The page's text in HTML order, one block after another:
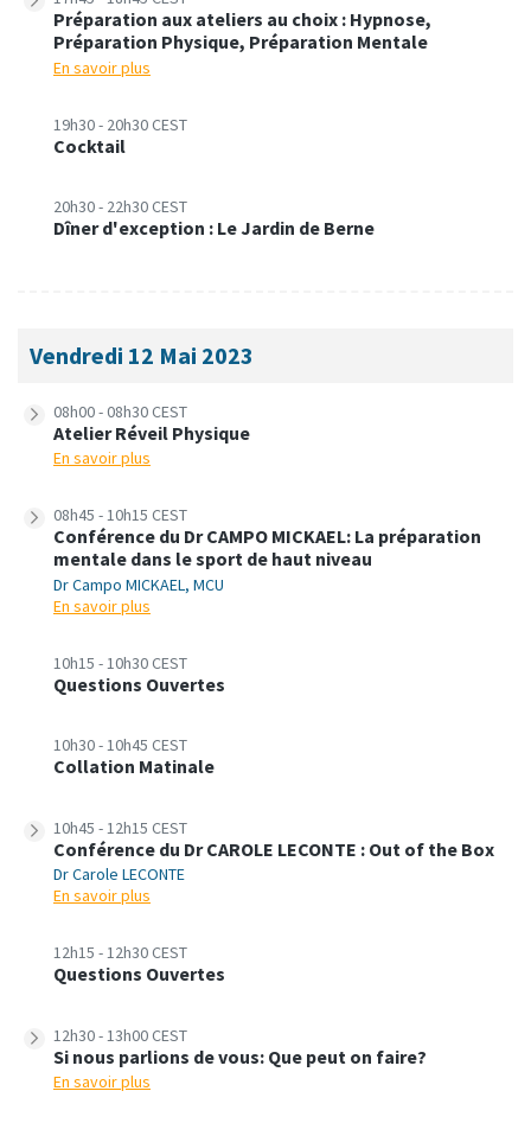
Préparation aux ateliers au choix : Hypnose,
Préparation Physique, Préparation Mentale
En savoir plus
19h30 - 20h30 CEST
Cocktail
20h30 - 22h30 CEST
Dîner d'exception : Le Jardin de Berne
Vendredi 12 Mai 2023
08h00 - 08h30 CEST
Atelier Réveil Physique
En savoir plus
08h45 - 10h15 CEST
Conférence du Dr CAMPO MICKAEL: La préparation
mentale dans le sport de haut niveau
Dr Campo MICKAEL, MCU
En savoir plus
10h15 - 10h30 CEST
Questions Ouvertes
10h30 - 10h45 CEST
Collation Matinale
10h45 - 12h15 CEST
Conférence du Dr CAROLE LECONTE : Out of the Box
Dr Carole LECONTE
En savoir plus
12h15 - 12h30 CEST
Questions Ouvertes
12h30 - 13h00 CEST
Si nous parlions de vous: Que peut on faire?
En savoir plus